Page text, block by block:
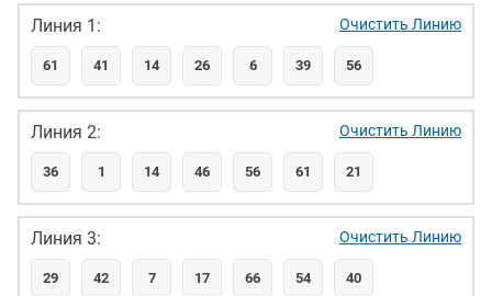
Линия 1:
61 41 14 26 6 39 56
Очистить Линию
Линия 2:
36 1 14 46 56 61 21
Очистить Линию
Линия 3:
29 42 7 17 66 54 40
Очистить Линию